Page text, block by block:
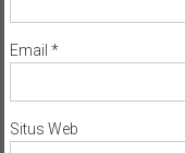
Email *
Situs Web